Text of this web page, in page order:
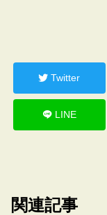
Twitter
LINE
関連記事